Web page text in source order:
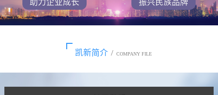
助力企业成长 振兴民族品牌
凯新简介 / COMPANY FILE